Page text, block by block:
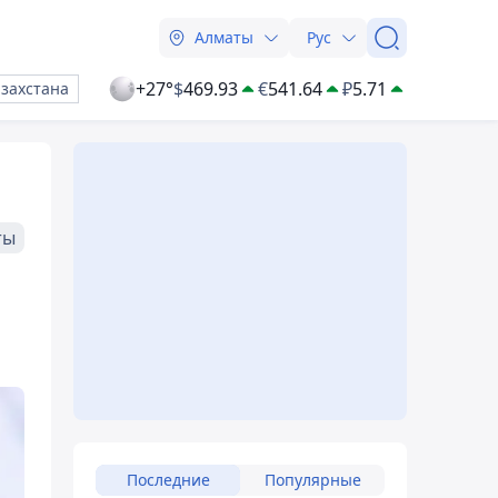
Алматы Рус
+27°$469.93 €541.64 ₽5.71
Последние Популярные